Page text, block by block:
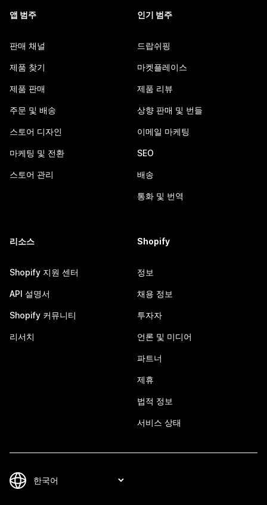
앱 범주
판매 채널
제품 찾기
제품 판매
주문 및 배송
스토어 디자인
마케팅 및 전환
스토어 관리
인기 범주
드랍쉬핑
마켓플레이스
제품 리뷰
상향 판매 및 번들
이메일 마케팅
SEO
배송
통화 및 번역
리소스
Shopify 지원 센터
API 설명서
Shopify 커뮤니티
리서치
Shopify
정보
채용 정보
투자자
언론 및 미디어
파트너
제휴
법적 정보
서비스 상태